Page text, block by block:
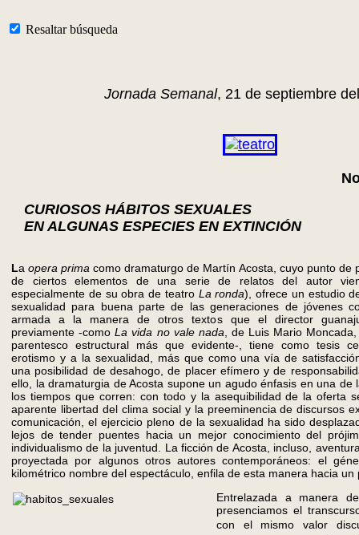
Resaltar búsqueda
Jornada Semanal, 21 de septiembre
CURIOSOS HÁBITOS SEXUALES
EN ALGUNAS ESPECIES EN EXTINCIÓN
Laopera primacomo dramaturgo de Martín Acosta, cuyo punto de
de ciertos elementos de una serie de relatos del autor
especialmente de su obra de teatroLa ronda), ofrece un estudio
sexualidad para buena parte de las generaciones de jóvenes
armada a la manera de otros textos que el director
previamente -comoLa vida no vale nada , de Luis Mario
parentesco estructural más que evidente-, tiene como tesis
erotismo y a la sexualidad, más que como una vía de
una posibilidad de desahogo, de placer efímero y de
ello, la dramaturgia de Acosta supone un agudo énfasis en una de
los tiempos que corren: con todo y la asequibilidad de la oferta
aparente libertad del clima social y la preeminencia de discursos
comunicación, el ejercicio pleno de la sexualidad ha sido
lejos de tender puentes hacia un mejor conocimiento del
individualismo de la juventud. La ficción de Acosta, incluso,
proyectada por algunos otros autores contemporáneos: el
kilométrico nombre del espectáculo, enfila de esta manera hacia un
Entrelazada a manera
presenciamos el
con el mismo valor